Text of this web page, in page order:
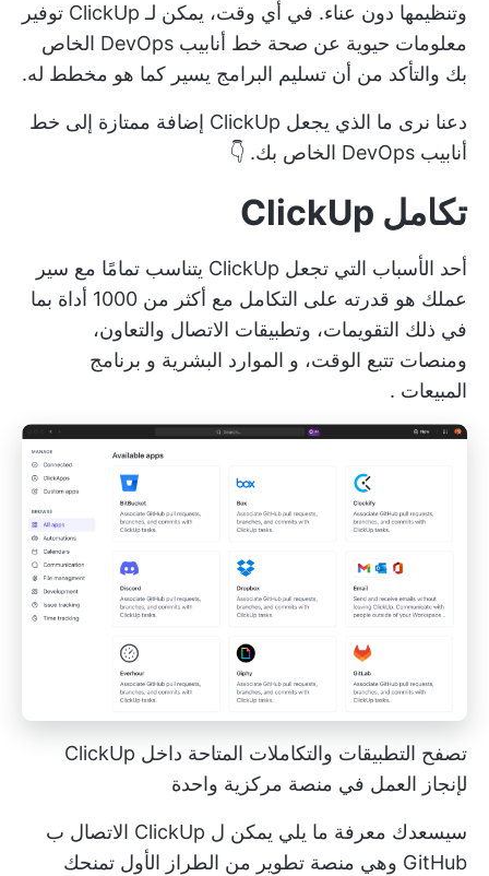
وتنظيمها دون عناء. في أي وقت، يمكن لـ ClickUp توفير
معلومات حيوية عن صحة خط أنابيب DevOps الخاص
بك والتأكد من أن تسليم البرامج يسير كما هو مخطط له.
دعنا نرى ما الذي يجعل ClickUp إضافة ممتازة إلى خط
أنابيب DevOps الخاص بك. 👇
تكامل ClickUp
أحد الأسباب التي تجعل ClickUp يتناسب تمامًا مع سير
عملك هو قدرته على التكامل مع أكثر من 1000 أداة
بما
في ذلك التقويمات، وتطبيقات الاتصال والتعاون،
ومنصات تتبع الوقت، و الموارد البشرية و برنامج
المبيعات .
تصفح التطبيقات والتكاملات المتاحة داخل ClickUp
لإنجاز العمل في منصة مركزية واحدة
سيسعدك معرفة ما يلي
يمكن ل ClickUp الاتصال ب
GitHub وهي منصة تطوير من الطراز الأول تمنحك